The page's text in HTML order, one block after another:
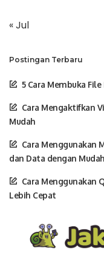
« Jul
Postingan Terbaru
5 Cara Membuka
Cara Mengaktifkan
Mudah
Cara Menggunakan
dan Data dengan Mudah
Cara Menggunakan
Lebih Cepat